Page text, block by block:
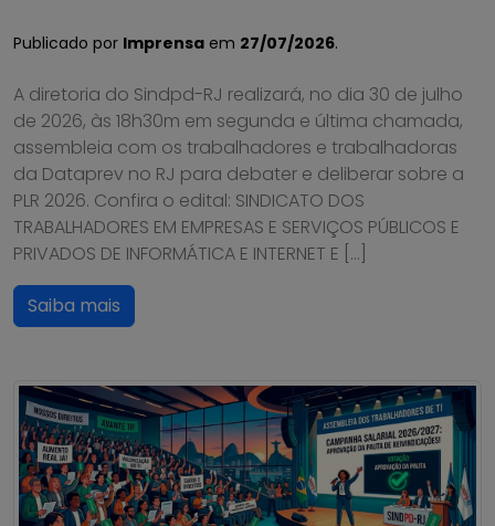
Publicado por Imprensa em 27/07/2026.
A diretoria do Sindpd-RJ realizará, no dia 30 de julho
de 2026, às 18h30m em segunda e última chamada,
assembleia com os trabalhadores e trabalhadoras
da Dataprev no RJ para debater e deliberar sobre a
PLR 2026. Confira o edital: SINDICATO DOS
TRABALHADORES EM EMPRESAS E SERVIÇOS PÚBLICOS E
PRIVADOS DE INFORMÁTICA E INTERNET E […]
Saiba mais